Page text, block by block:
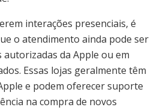
interações presenciais, é
o atendimento ainda pode ser
da Apple ou em
Essas lojas geralmente têm
e podem oferecer suporte
na compra de novos